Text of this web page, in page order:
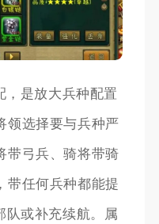
，是放大兵种配置
领选择要与兵种严
带弓兵、骑将带骑
带任何兵种都能提
队或补充续航。属